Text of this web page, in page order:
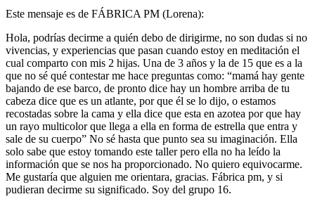
Este mensaje es de FÁBRICA PM (Lorena):
Hola, podrías decirme a quién debo de dirigirme, no son dudas si no
vivencias, y experiencias que pasan cuando estoy en meditación el
cual comparto con mis 2 hijas. Una de 3 años y la de 15 que es a la
que no sé qué contestar me hace preguntas como: “mamá hay gente
bajando de ese barco, de pronto dice hay un hombre arriba de tu
cabeza dice que es un atlante, por que él se lo dijo, o estamos
recostadas sobre la cama y ella dice que esta en azotea por que hay
un rayo multicolor que llega a ella en forma de estrella que entra y
sale de su cuerpo” No sé hasta que punto sea su imaginación. Ella
solo sabe que estoy tomando este taller pero ella no ha leído la
información que se nos ha proporcionado. No quiero equivocarme.
Me gustaría que alguien me orientara, gracias. Fábrica pm, y si
pudieran decirme su significado. Soy del grupo 16.